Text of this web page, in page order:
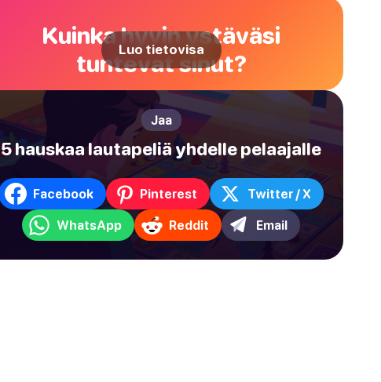
Kuinka hyvin ystäväsi
tuntevat sinut?
Luo tietovisa
Jaa
5 hauskaa lautapeliä yhdelle pelaajalle
Facebook Pinterest Twitter / X
WhatsApp Reddit Email